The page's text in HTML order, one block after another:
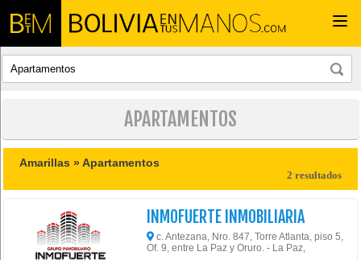
APARTAMENTOS
Amarillas »Apartamentos
2 resultados
INMOFUERTE INMOBILIARIA
c. Antezana, Nro. 847, Torre Atlanta, piso 5,
Of. 9, entre La Paz y Oruro. - La Paz,